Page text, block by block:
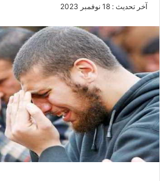
آخر تحديث : 18 نوفمبر 2023